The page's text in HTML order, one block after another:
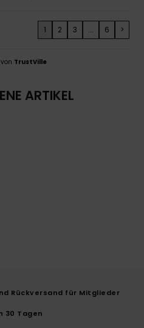
1 2 3 ... 6 >
TrustVille
ARTIKEL
Rückversand für Mitglieder
30 Tagen